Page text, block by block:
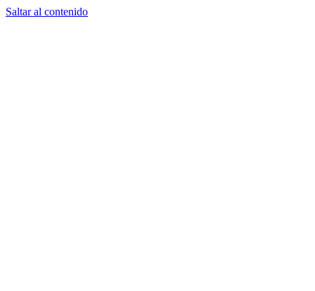
Saltar al contenido